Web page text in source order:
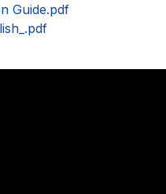
Guide.pdf